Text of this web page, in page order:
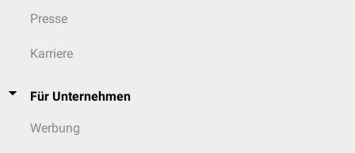
Presse
Karriere
Für Unternehmen
Werbung